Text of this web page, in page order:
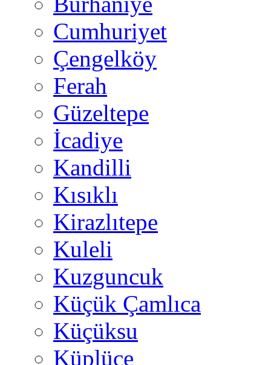
Cumhuriyet
Çengelköy
Ferah
Güzeltepe
İcadiye
Kandilli
Kısıklı
Kirazlıtepe
Kuleli
Kuzguncuk
Küçük Çamlıca
Küçüksu
Küplüce